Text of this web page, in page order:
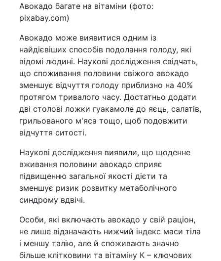
Авокадо багате на вітаміни (фото:
pixabay.com)
Авокадо може виявитися одним із
найдієвіших способів подолання голоду, які
відомі людині. Наукові дослідження свідчать,
що споживання половини свіжого авокадо
зменшує відчуття голоду приблизно на 40%
протягом тривалого часу. Достатньо додати
дві столові ложки гуакамоле до яєць, салатів,
грильованого м'яса тощо, щоб подовжити
відчуття ситості.
Наукові дослідження виявили, що щоденне
вживання половини авокадо сприяє
підвищенню загальної якості дієти та
зменшує ризик розвитку метаболічного
синдрому вдвічі.
Особи, які включають авокадо у свій раціон,
не лише відзначають нижчий індекс маси тіла
і меншу талію, але й споживають значно
більше клітковини та вітаміну К – ключових